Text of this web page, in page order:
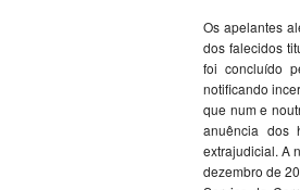
Os apelantes
dos falecidos
foi concluído
notificando
que num e
anuência dos
extrajudicial. A
dezembro de